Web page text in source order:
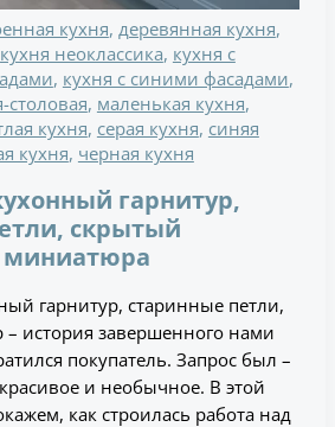
кухня, деревянная кухня,
кухня неоклассика, кухня с
, кухня с синими фасадами,
столовая, маленькая кухня,
кухня, серая кухня, синяя
кухня, черная кухня
гарнитур,
скрытый
миниатюра
гарнитур, старинные петли,
история завершенного нами
покупатель. Запрос был –
и необычное. В этой
как строилась работа над